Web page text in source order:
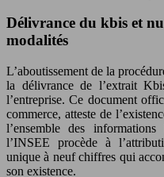
Délivrance du kbis et
modalités
L’aboutissement de la
la délivrance de l’extrait
l’entreprise. Ce document
commerce, atteste de
l’ensemble des
l’INSEE procède à
unique à neuf chiffres qui
son existence.